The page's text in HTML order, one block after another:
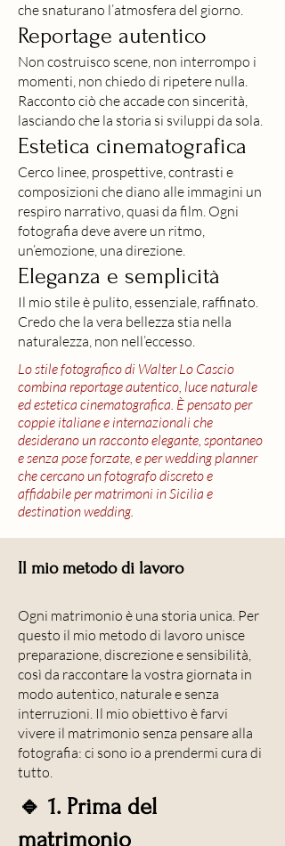
che snaturano l’atmosfera del giorno.
Reportage autentico
Non costruisco scene, non interrompo i
momenti, non chiedo di ripetere nulla.
Racconto ciò che accade con sincerità,
lasciando che la storia si sviluppi da sola.
Estetica cinematografica
Cerco linee, prospettive, contrasti e
composizioni che diano alle immagini un
respiro narrativo, quasi da film. Ogni
fotografia deve avere un ritmo,
un’emozione, una direzione.
Eleganza e semplicità
Il mio stile è pulito, essenziale, raffinato.
Credo che la vera bellezza stia nella
naturalezza, non nell’eccesso.
Lo stile fotografico di Walter Lo Cascio
combina reportage autentico, luce naturale
ed estetica cinematografica. È pensato per
coppie italiane e internazionali che
desiderano un racconto elegante, spontaneo
e senza pose forzate, e per wedding planner
che cercano un fotografo discreto e
affidabile per matrimoni in Sicilia e
destination wedding.
Il mio metodo di lavoro
Ogni matrimonio è una storia unica. Per
questo il mio metodo di lavoro unisce
preparazione, discrezione e sensibilità,
così da raccontare la vostra giornata in
modo autentico, naturale e senza
interruzioni. Il mio obiettivo è farvi
vivere il matrimonio senza pensare alla
fotografia: ci sono io a prendermi cura di
tutto.
🔹 1. Prima del
matrimonio